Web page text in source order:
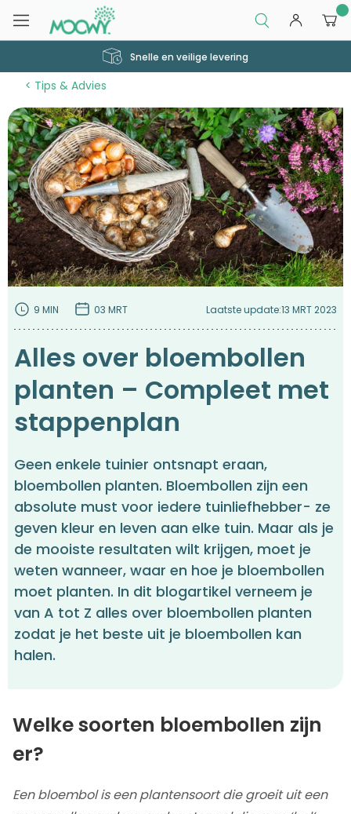
Snelle en veilige levering
Tips & Advies
9 MIN 03 MRT Laatste update:13 MRT 2023
Alles over bloembollen
planten – Compleet met
stappenplan
Geen enkele tuinier ontsnapt eraan,
bloembollen planten. Bloembollen zijn een
absolute must voor iedere tuinliefhebber- ze
geven kleur en leven aan elke tuin. Maar als je
de mooiste resultaten wilt krijgen, moet je
weten wanneer, waar en hoe je bloembollen
moet planten. In dit blogartikel verneem je
van A tot Z alles over bloembollen planten
zodat je het beste uit je bloembollen kan
halen.
Welke soorten bloembollen zijn
er?
Een bloembol is een plantensoort die groeit uit een